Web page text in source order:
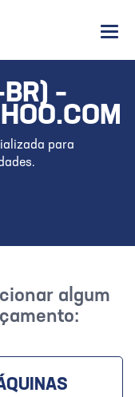
–
para
algum